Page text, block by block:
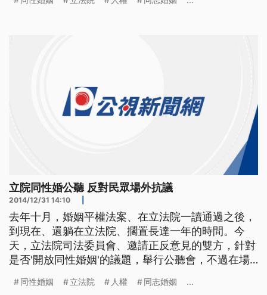
早，立法院大門口就聚集了抗議的民眾，高喊同志婚
立院同性婚公聽 反對民眾場外抗議
2014/12/31 14:10
去年十月，婚姻平權法案、在立法院一讀通過之後，
到現在、還躺在立法院、擱置長達一年的時間。今
天，立法院司法委員會、邀請正反意見的雙方，針對
是否'開放同性婚姻'的議題，舉行公聽會，不過在場
早，立法院大門口就聚集了抗議的民眾，高喊同志婚
同性婚姻 立法院 人權 同志婚姻 ...